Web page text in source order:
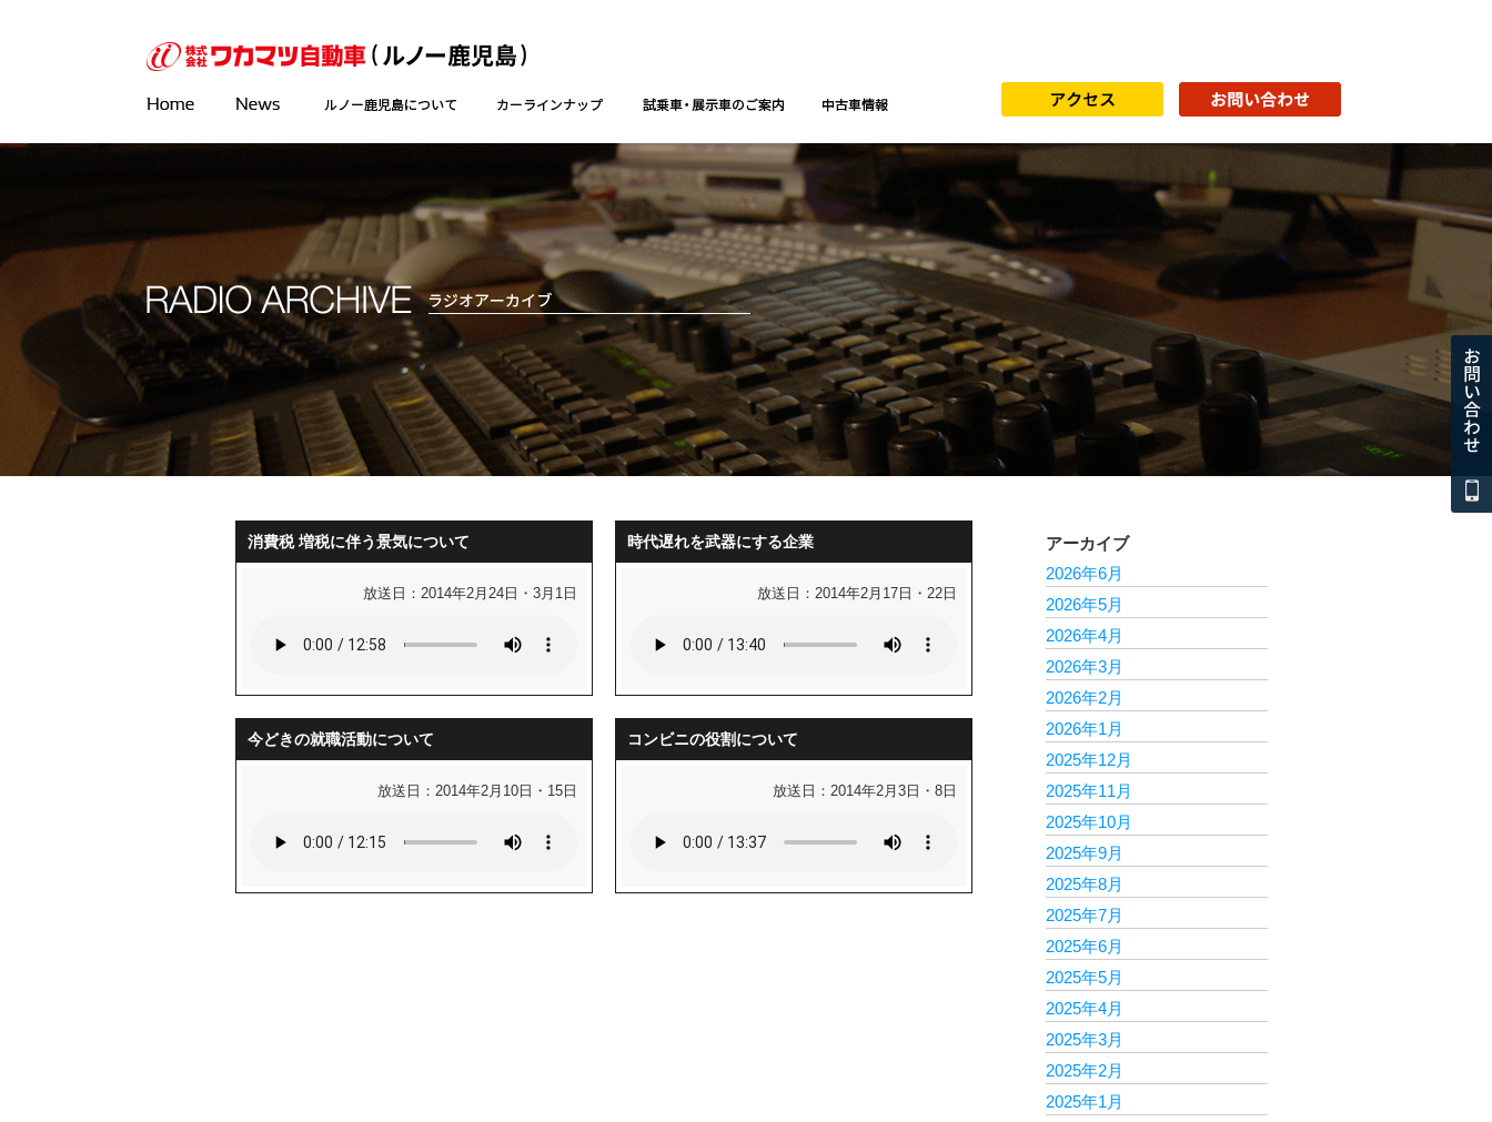
消費税 増税に伴う景気について
放送日：2014年2月24日・3月1日
時代遅れを武器にする企業
放送日：2014年2月17日・22日
今どきの就職活動について
放送日：2014年2月10日・15日
コンビニの役割について
放送日：2014年2月3日・8日
アーカイブ
2026年6月
2026年5月
2026年4月
2026年3月
2026年2月
2026年1月
2025年12月
2025年11月
2025年10月
2025年9月
2025年8月
2025年7月
2025年6月
2025年5月
2025年4月
2025年3月
2025年2月
2025年1月